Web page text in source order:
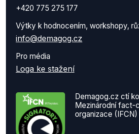
+420 775 275 177
Výtky k hodnocením, workshopy,
info@demagog.cz
Pro média
Loga ke stažení
Demagog.cz ctí
Mezinárodní fact-
organizace (IFCN)